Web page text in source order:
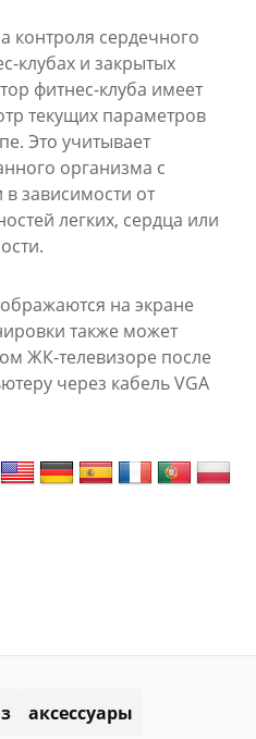
контроля сердечного
клубах и закрытых
текущих параметров
организма с
в зависимости от
легких, сердца или
на экране
ЖК-телевизоре после
через кабель VGA
аксессуары